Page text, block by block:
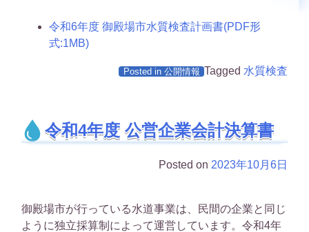
令和6年度 御殿場市水質検査計画書(PDF形
式:1MB)
Posted in 公開情報 Tagged 水質検査
令和4年度 公営企業会計決算書
Posted on 2023年10月6日
御殿場市が行っている水道事業は、民間の企業と同じ
ように独立採算制によって運営しています。令和4年